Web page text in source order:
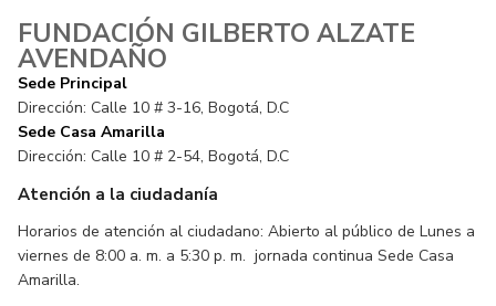
FUNDACIÓN GILBERTO ALZATE
AVENDAÑO
Sede Principal
Dirección: Calle 10 # 3-16, Bogotá, D.C
Sede Casa Amarilla
Dirección: Calle 10 # 2-54, Bogotá, D.C
Atención a la ciudadanía
Horarios de atención al ciudadano: Abierto al público de Lunes a
viernes de 8:00 a. m. a 5:30 p. m. jornada continua Sede Casa
Amarilla.